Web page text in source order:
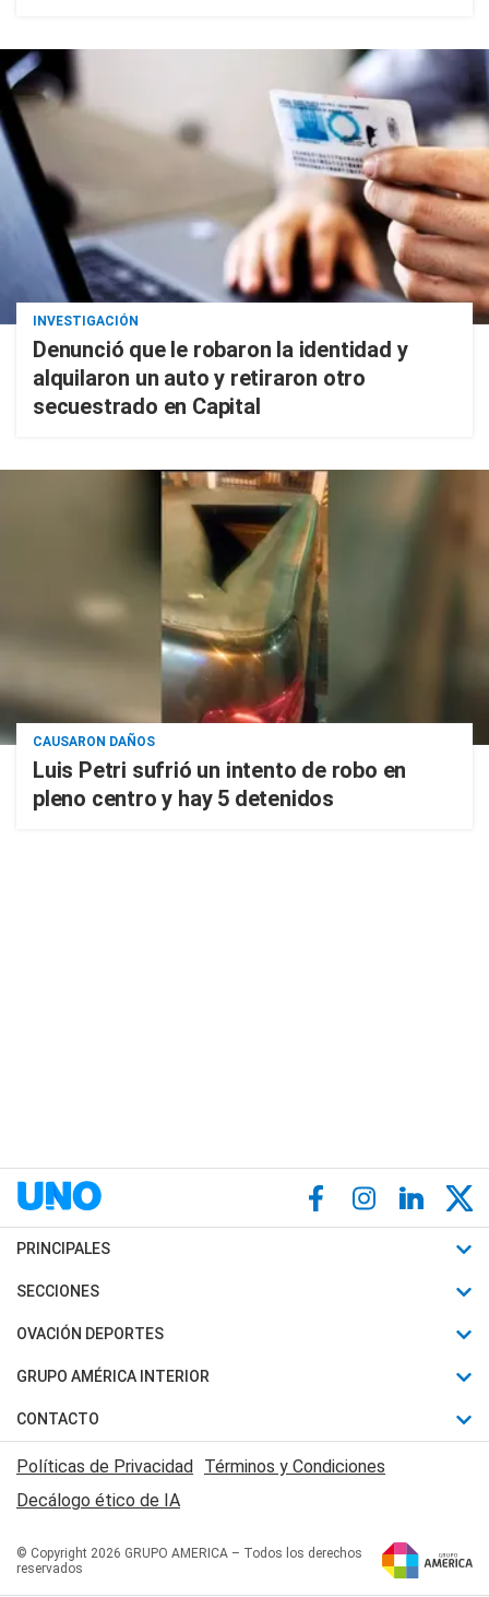
INVESTIGACIÓN
Denunció que le robaron la identidad y
alquilaron un auto y retiraron otro
secuestrado en Capital
CAUSARON DAÑOS
Luis Petri sufrió un intento de robo en
pleno centro y hay 5 detenidos
PRINCIPALES
Últimas Noticias
Política
Judiciales
Economia
SECCIONES
Horóscopo
Motores
Trucos caseros
Series y Películas
Edictos y Solicitadas
OVACIÓN DEPORTES
Fútbol
Mundial
Automovilismo
Rugby
Básquet
GRUPO AMÉRICA INTERIOR
Canal 7 en Vivo
San Juan 8
CONTACTO
Acerca de Nosotros
Contactanos
Políticas de Privacidad Términos y Condiciones
Decálogo ético de IA
© Copyright 2026 GRUPO AMERICA – Todos los derechos
reservados